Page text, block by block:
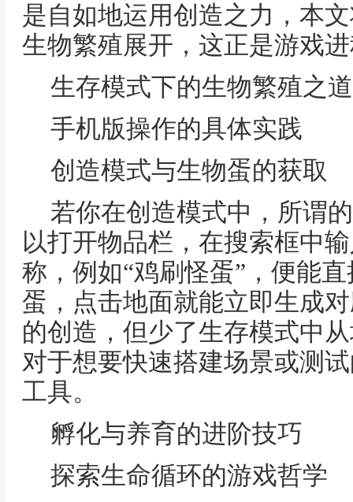
是自如地运用创造之力，本
生物繁殖展开，这正是游戏
生存模式下的生物繁殖之道
手机版操作的具体实践
创造模式与生物蛋的获取
若你在创造模式中，所谓
以打开物品栏，在搜索框中
称，例如“鸡刷怪蛋”，便能
蛋，点击地面就能立即生成
的创造，但少了生存模式中
对于想要快速搭建场景或测
工具。
孵化与养育的进阶技巧
探索生命循环的游戏哲学